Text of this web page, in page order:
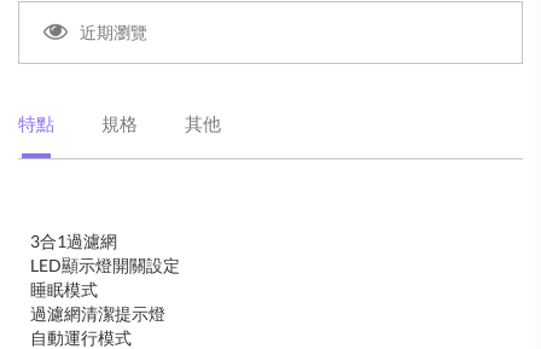
近期瀏覽
特點 規格 其他
3合1過濾網
LED顯示燈開關設定
睡眠模式
過濾網清潔提示燈
自動運行模式